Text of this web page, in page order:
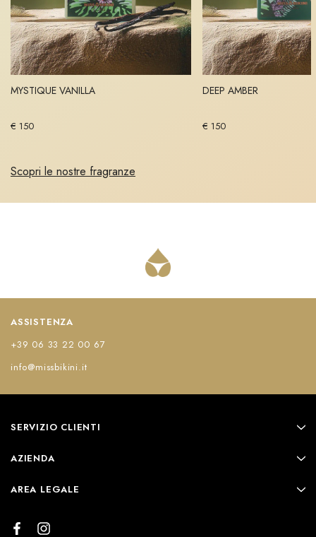
MYSTIQUE VANILLA
€ 150
DEEP AMBER
€ 150
Scopri le nostre fragranze
ASSISTENZA
+39 06 33 22 00 67
info@missbikini.it
SERVIZIO CLIENTI
AZIENDA
AREA LEGALE